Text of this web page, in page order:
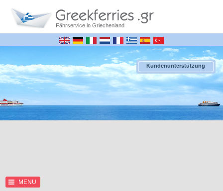
Fährservice in Griechenland
Kundenunterstützung
MENU